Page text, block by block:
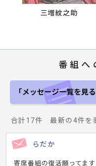
三増紋之助
番組へ
「メッセージ一覧を見る
合計17件 最新の4件を
らだか
寄席番組の復活願ってます